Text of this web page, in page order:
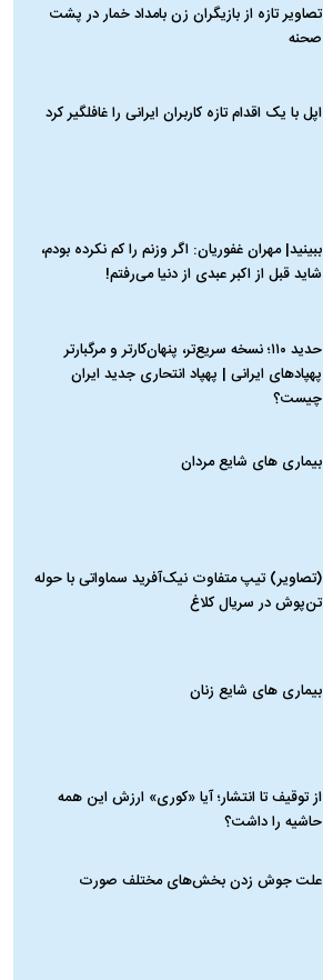
تصاویر تازه از بازیگران زن بامداد خمار در پشت
صحنه
اپل با یک اقدام تازه کاربران ایرانی را غافلگیر کرد
ببینید| مهران غفوریان: اگر وزنم را کم نکرده بودم،
شاید قبل از اکبر عبدی از دنیا می‌رفتم!
حدید ۱۱۰؛ نسخه سریع‌تر، پنهان‌کارتر و مرگبارتر
پهپادهای ایرانی | پهپاد انتحاری جدید ایران
چیست؟
بیماری‌ های شایع مردان
(تصاویر) تیپ متفاوت نیک‌آفرید سماواتی با حوله
تن‌پوش در سریال کلاغ
بیماری‌ های شایع زنان
از توقیف تا انتشار؛ آیا «کوری» ارزش این همه
حاشیه را داشت؟
علت جوش زدن بخش‌های مختلف صورت